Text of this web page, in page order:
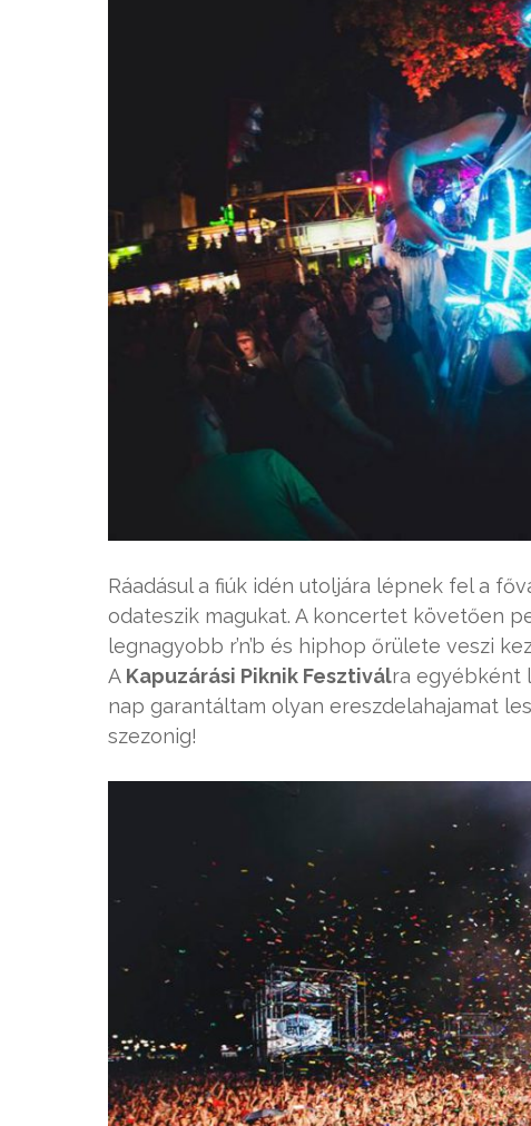
Ráadásul a fiúk idén utoljára lépnek fel a
odateszik magukat. A koncertet követően
legnagyobb r’n’b és hiphop őrülete veszi
A Kapuzárási Piknik Fesztiválra egyébként
nap garantáltam olyan ereszdelahajamat
szezonig!